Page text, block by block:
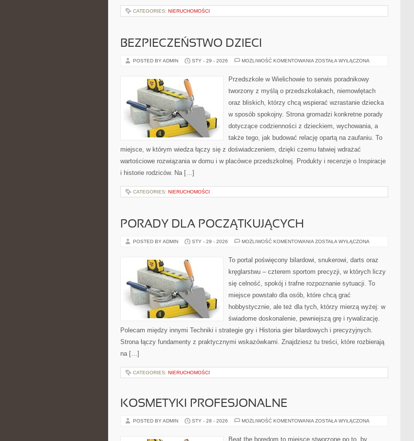
CATEGORIES: NIERUCHOMOŚCI
BEZPIECZEŃSTWO DZIECI
POSTED BY ADMIN STY - 29 - 2026 MOŻLIWOŚĆ KOMENTOWANIA BEZPIECZEŃSTWO
ZOSTAŁA WYŁĄCZONA
Przedszkole w Wielichowie to serwis poradnikowy
tworzony z myślą o przedszkolakach, niemowlętach
oraz bliskich, którzy chcą wspierać wzrastanie dziecka
w sposób spokojny. Strona gromadzi konkretne porady
dotyczące codzienności z dzieckiem, wychowania, a
także tego, jak budować relację opartą na zaufaniu. To
miejsce, w którym wiedza łączy się z doświadczeniem, dzięki czemu łatwiej wdrażać
wartościowe rozwiązania w domu i w placówce przedszkolnej. Produkty i recenzje o Inspiracje
i historie rodziców. Na […]
CATEGORIES: NIERUCHOMOŚCI
PORADY DLA POCZĄTKUJĄCYCH
POSTED BY ADMIN STY - 29 - 2026 MOŻLIWOŚĆ KOMENTOWANIA PORADY
ZOSTAŁA WYŁĄCZONA
To portal poświęcony bilardowi, snukerowi, darts oraz
kręglarstwu – czterem sportom precyzji, w których liczy
się celność, spokój i trafne rozpoznanie sytuacji. To
miejsce powstało dla osób, które chcą grać
hobbystycznie, ale też dla tych, którzy mierzą wyżej: w
świadome doskonalenie, pewniejszą grę i rywalizację.
Polecam między innymi Techniki i strategie gry i Historia gier bilardowych i precyzyjnych.
Strona łączy fundamenty z praktycznymi wskazówkami. Znajdziesz tu treści, które rozbierają
na […]
CATEGORIES: NIERUCHOMOŚCI
KOSMETYKI PROFESJONALNE
POSTED BY ADMIN STY - 28 - 2026 MOŻLIWOŚĆ KOMENTOWANIA KOSMETYKI
ZOSTAŁA WYŁĄCZONA
Beat the boredom to miejsce stworzone po to, by